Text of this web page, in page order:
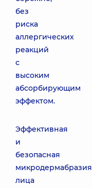
без
риска
аллергических
реакций
с
высоким
абсорбирующим
эффектом.
Эффективная
и
безопасная
микродермабразия
лица